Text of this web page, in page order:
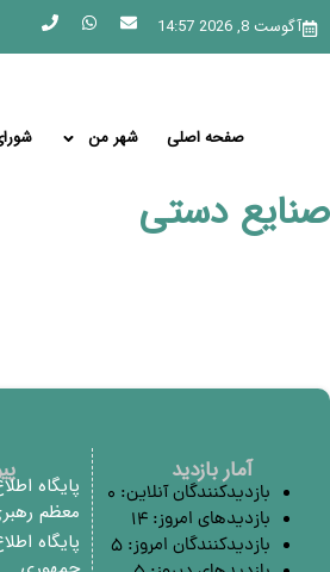
آگوست 8, 2026 14:57
صفحه اصلی شهر من
صنایع دستی
آمار بازدید
بازدیدکنندگان آنلاین: 0
بازدیدهای امروز: 14
بازدیدکنندگان امروز: 5
پایگاه
معظم
پایگاه